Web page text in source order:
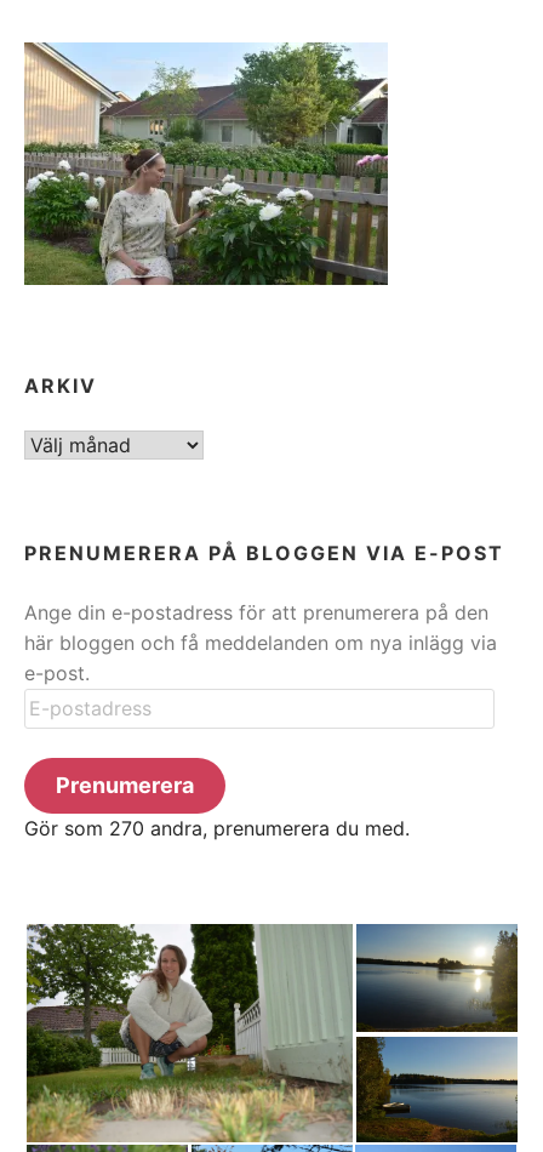
ARKIV
ARKIV
PRENUMERERA PÅ BLOGGEN VIA E-POST
Ange din e-postadress för att prenumerera på den
här bloggen och få meddelanden om nya inlägg via
e-post.
E-
postadress
Prenumerera
Gör som 270 andra, prenumerera du med.